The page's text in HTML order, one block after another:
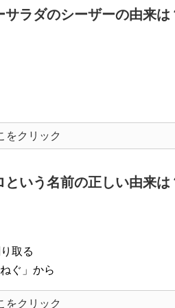
サラダのシーザーの由来は
をクリック
という名前の正しい由来は
取る
ぐ」から
をクリック